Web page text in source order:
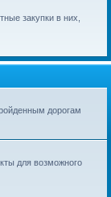
закупки в них,
дорогам
для возможного